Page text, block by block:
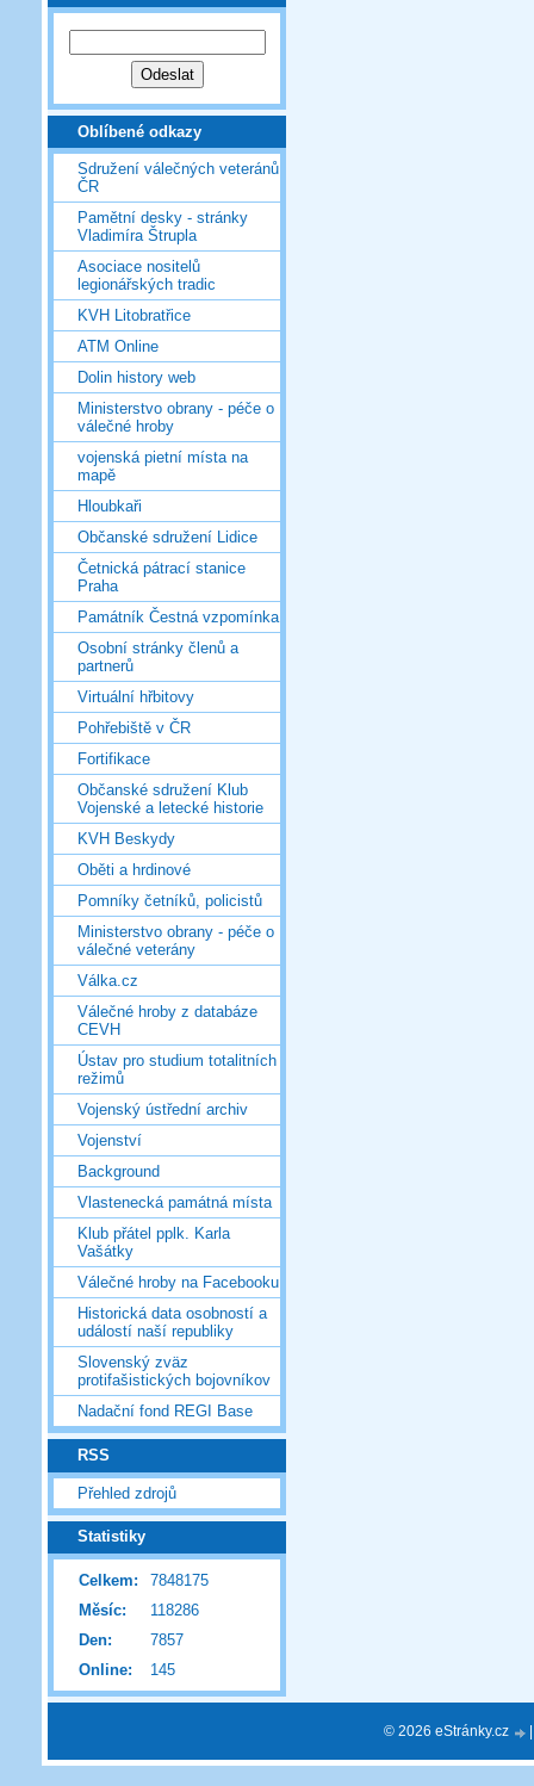
Oblíbené odkazy
Sdružení válečných veteránů
ČR
Pamětní desky - stránky
Vladimíra Štrupla
Asociace nositelů
legionářských tradic
KVH Litobratřice
ATM Online
Dolin history web
Ministerstvo obrany - péče o
válečné hroby
vojenská pietní místa na
mapě
Hloubkaři
Občanské sdružení Lidice
Četnická pátrací stanice
Praha
Památník Čestná vzpomínka
Osobní stránky členů a
partnerů
Virtuální hřbitovy
Pohřebiště v ČR
Fortifikace
Občanské sdružení Klub
Vojenské a letecké historie
KVH Beskydy
Oběti a hrdinové
Pomníky četníků, policistů
Ministerstvo obrany - péče o
válečné veterány
Válka.cz
Válečné hroby z databáze
CEVH
Ústav pro studium totalitních
režimů
Vojenský ústřední archiv
Vojenství
Background
Vlastenecká památná místa
Klub přátel pplk. Karla
Vašátky
Válečné hroby na Facebooku
Historická data osobností a
událostí naší republiky
Slovenský zväz
protifašistických bojovníkov
Nadační fond REGI Base
RSS
Přehled zdrojů
Statistiky
Online: 145
Celkem:
7848175
Měsíc:
118286
Den:
7857
© 2026 eStránky.cz